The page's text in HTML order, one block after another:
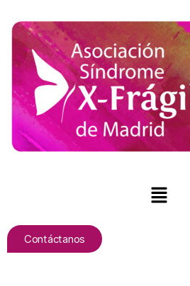
Contáctanos